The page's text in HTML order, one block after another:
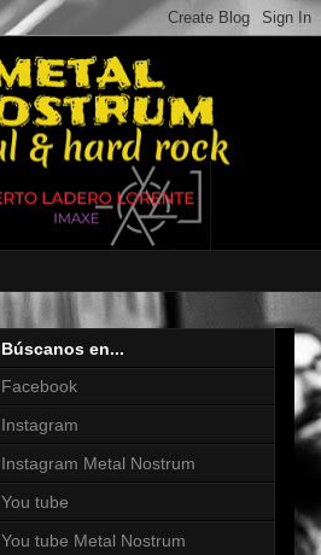
Búscanos en...
Facebook
Instagram
Instagram Metal Nostrum
You tube
You tube Metal Nostrum